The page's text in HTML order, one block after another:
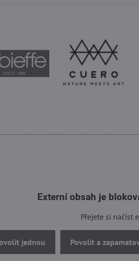
Externí obsah je
Přejete si načíst
jednou Povolit a